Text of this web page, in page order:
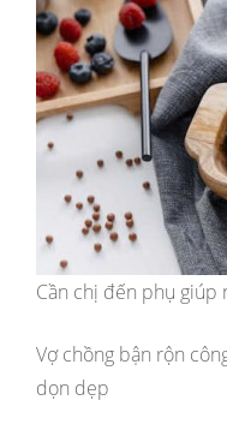
Cần chị đến phụ giúp
Vợ chồng bận rộn
dọn dẹp